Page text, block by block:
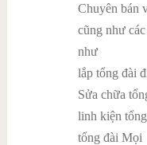
Chuyên bán
cũng như
như
lắp tổng đài
Sửa chữa
linh kiện
tổng đài Mọi